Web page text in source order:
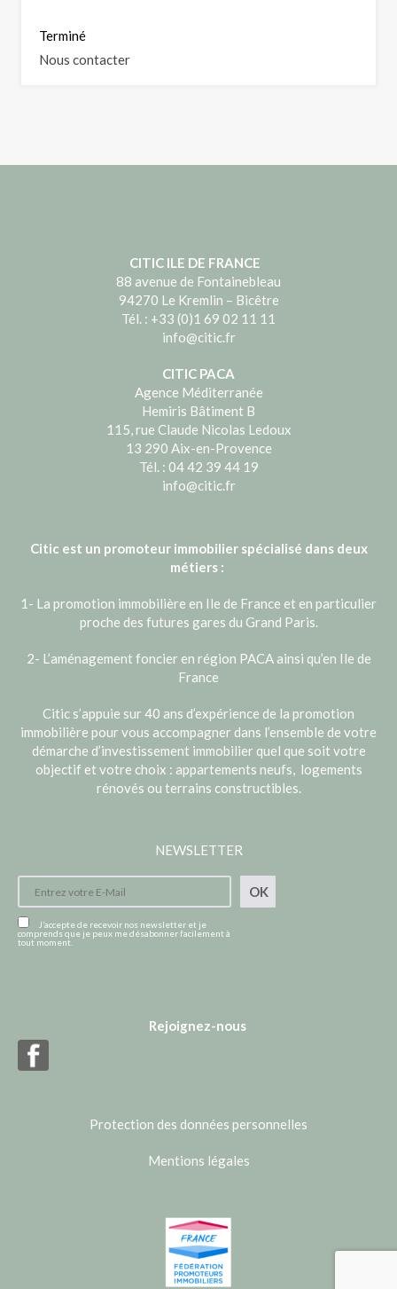
Terminé
Nous contacter
CITIC ILE DE FRANCE
88 avenue de Fontainebleau
94270 Le Kremlin – Bicêtre
Tél. : +33 (0)1 69 02 11 11
info@citic.fr
CITIC PACA
Agence Méditerranée
Hemiris Bâtiment B
115, rue Claude Nicolas Ledoux
13 290 Aix-en-Provence
Tél. : 04 42 39 44 19
info@citic.fr
Citic est un promoteur immobilier spécialisé dans deux
métiers :
1- La promotion immobilière en Ile de France et en particulier
proche des futures gares du Grand Paris.
2- L’aménagement foncier en région PACA ainsi qu’en Ile de
France
Citic s’appuie sur 40 ans d’expérience de la promotion
immobilière pour vous accompagner dans l’ensemble de votre
démarche d’investissement immobilier quel que soit votre
objectif et votre choix : appartements neufs, logements
rénovés ou terrains constructibles.
NEWSLETTER
J’accepte de recevoir nos newsletter et je
comprends que je peux me désabonner facilement à
tout moment.
OK
Rejoignez-nous
Protection des données personnelles
Mentions légales